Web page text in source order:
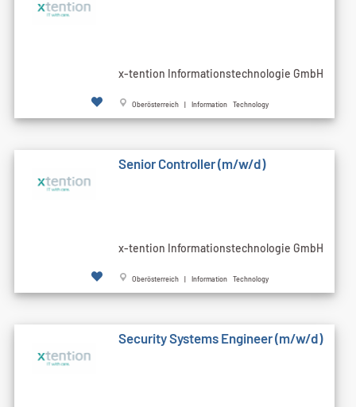
x-tention Informationstechnologie GmbH
Oberösterreich | Information Technology
Senior Controller (m/w/d)
x-tention Informationstechnologie GmbH
Oberösterreich | Information Technology
Security Systems Engineer (m/w/d)